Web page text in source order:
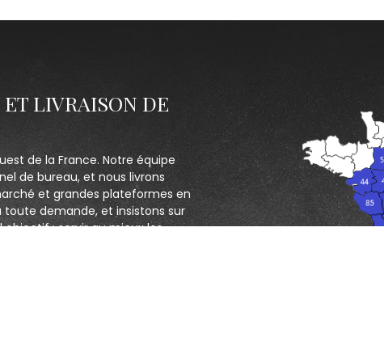
LIVRAISON DE
de la France. Notre équipe
de bureau, et nous livrons
et grandes plateformes en
demande, et insistons sur
: servir au mieux les